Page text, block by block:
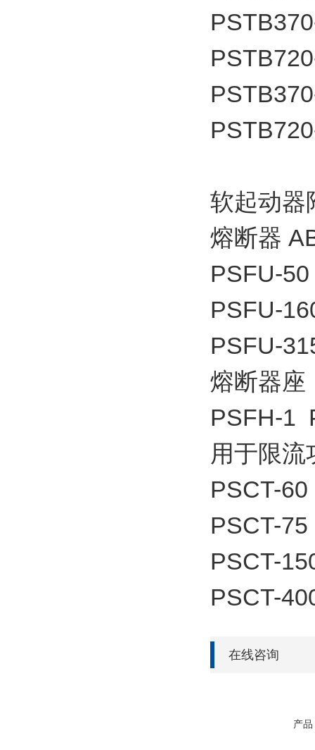
软起动器
熔断器
PSFU-
PSFU-
PSFU-
熔断器座
PSFH-1
用于限流
PSCT-
PSCT-
PSCT-
PSCT-
在线咨询
产品